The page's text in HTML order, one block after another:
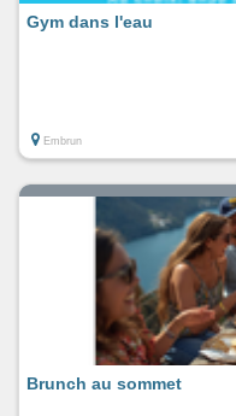
Gym dans l'eau
Embrun
Brunch au sommet